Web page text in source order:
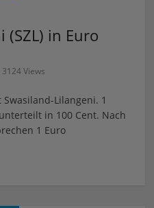
(SZL) in Euro
3124 Views
Lilangeni. 1
in 100 Cent. Nach
1 Euro